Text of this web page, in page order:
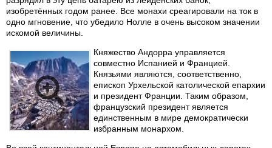
изобретённых годом ранее. Все монахи среагировали на ток в
одно мгновение, что убедило Нолле в очень высоком значении
искомой величины.
Княжество Андорра управляется
совместно Испанией и Францией.
Князьями являются, соответственно,
епископ Урхельской католической епархии
и президент Франции. Таким образом,
французский президент является
единственным в мире демократически
избранным монархом.